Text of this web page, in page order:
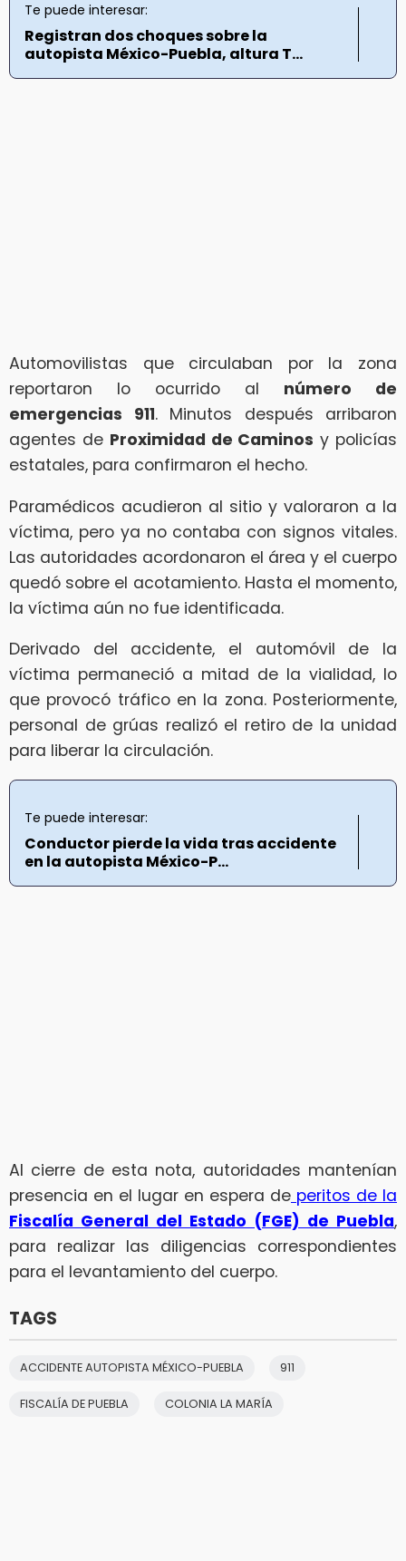
Te puede interesar:
Registran dos choques sobre la
autopista México-Puebla, altura T...
Automovilistas que circulaban por la zona
reportaron lo ocurrido al número de
emergencias 911. Minutos después arribaron
agentes de Proximidad de Caminos y policías
estatales, para confirmaron el hecho.
Paramédicos acudieron al sitio y valoraron a la
víctima, pero ya no contaba con signos vitales.
Las autoridades acordonaron el área y el cuerpo
quedó sobre el acotamiento. Hasta el momento,
la víctima aún no fue identificada.
Derivado del accidente, el automóvil de la
víctima permaneció a mitad de la vialidad, lo
que provocó tráfico en la zona. Posteriormente,
personal de grúas realizó el retiro de la unidad
para liberar la circulación.
Te puede interesar:
Conductor pierde la vida tras accidente
en la autopista México-P...
Al cierre de esta nota, autoridades mantenían
presencia en el lugar en espera de peritos de la
Fiscalía General del Estado (FGE) de Puebla,
para realizar las diligencias correspondientes
para el levantamiento del cuerpo.
TAGS
ACCIDENTE AUTOPISTA MÉXICO-PUEBLA 911
FISCALÍA DE PUEBLA COLONIA LA MARÍA